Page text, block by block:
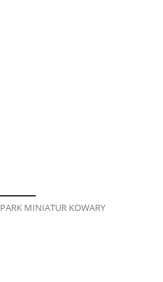
PARK MINIATUR KOWARY